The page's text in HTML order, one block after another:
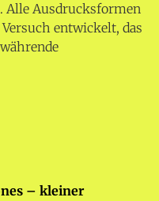
Alle Ausdrucksformen
entwickelt, das
– kleiner